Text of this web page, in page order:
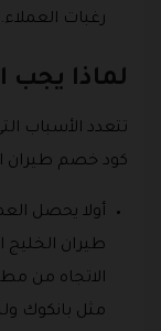
رغبات العملاء.
لماذا يجب
تتعدد الأسباب
كود خصم طيران
أولا يحصل
طيران الخليج
الاتجاه من
مثل بانكوك